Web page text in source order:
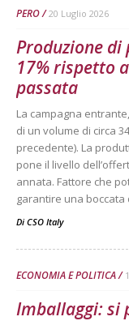
PERO 20 Luglio 2026
Produzione
17% rispetto
passata
La campagna
di un volume di circa
precedente). La
pone il livello
annata. Fattore che
garantire una
Di CSO Italy
ECONOMIA E POLITICA
Imballaggi: si